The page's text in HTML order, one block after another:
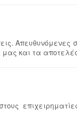
Απευθυνόμενες
μας και τα